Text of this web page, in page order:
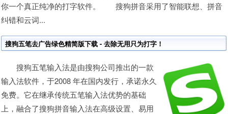
你一个真正纯净的打字软件。 搜狗拼音采用了智能联想、拼音
纠错和云词...
搜狗五笔去广告绿色精简版下载 - 去除无用只为打字！
搜狗五笔输入法是由搜狗公司推出的一款
输入法软件，于2008 年在国内发行，承诺永久
免费。它在继承传统五笔输入法优势的基础
上，融合了搜狗拼音输入法在高级设置、易用